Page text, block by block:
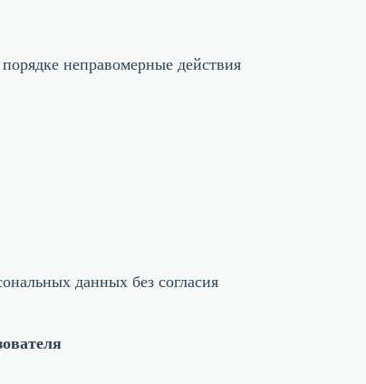
неправомерные действия
данных без согласия